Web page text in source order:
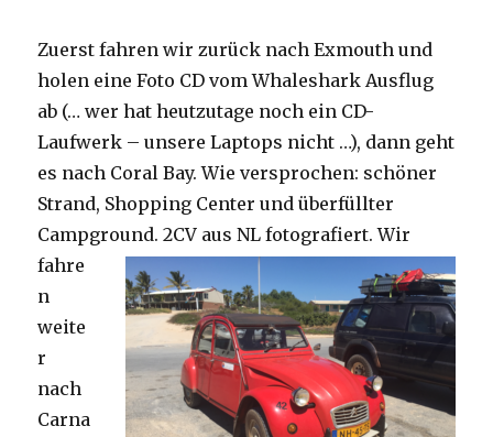
Zuerst fahren wir zurück nach Exmouth und
holen eine Foto CD vom Whaleshark Ausflug
ab (… wer hat heutzutage noch ein CD-
Laufwerk – unsere Laptops nicht …), dann geht
es nach Coral Bay. Wie versprochen: schöner
Strand, Shopping Center und überfüllter
Campground.2CV aus NL fotografiert. Wir
fahre
n
weite
r
nach
Carna